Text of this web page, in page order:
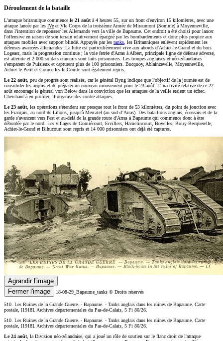
Déroulement de la bataille
L'attaque britannique commence le 21 août à 4 heures 55, sur un front d'environ 15 kilomètres, avec une
attaque lancée par les IVe et VIe Corps de la troisième Armée de Miraumont (Somme) à Moyenneville,
dans l'intention de repousser les Allemands vers la ville de Bapaume. Cet endroit a été choisi pour lancer
l'offensive en raison de son terrain relativement épargné par les bombardements et donc plus propice aux
attaques mobiles avec support blindé. Appuyés par les tanks , les Britanniques enlèvent rapidement les
défenses avancées allemandes. La lutte est particulièrement vive aux abords d'Achiet-le-Grand et du bois
Logeast, mais la progression continue ; la voie ferrée d'Arras à Albert, principale ligne de défense adverse,
est atteinte et 2 000 soldats ennemis sont faits prisonniers. Les troupes anglaises et néo-zélandaises
s'emparent de Puisieux et capturent plus de 100 prisonniers. Bucquoy, Ablainzevelle, Moyenneville,
Achiet-le-Petit et Courcelles-le-Comte sont également repris.
Le 22 août , peu de progrès sont réalisés, car le général Byng indique que l'objectif de la journée est de
consolider les acquis et de préparer un nouveau mouvement pour le 23 août. L'inactivité relative de ce 22
août encourage le général von Below dans la conviction que les attaques de la veille étaient un échec.
Cherchant à en profiter, il organise des contre-attaques.
Le 23 août , les opérations s'étendent sur presque tout le front de 53 kilomètres, du point de jonction avec
les Français, au nord de Lihons, jusqu'à Mercatel (au sud d’Arras). Des bataillons anglais, écossais et de la
garde s'avancent vers l'est et au-delà de la grande route d'Arras à Bapaume qui commence donc à être
débordée par le nord. Les villages de Gomiécourt, Ervillers, Hamelincourt, Boyelles, Boiry-Becquerelle,
Achiet-le-Grand et Bihucourt sont repris et 14 000 prisonniers ont déjà été capturés.
Agrandir l'image
Fermer l'image
18-08-29_Bapaume_tanks © Droits réservés
510. Les Ruines de la Grande Guerre. - Bapaume. - Tanks anglais dans les ruines de Bapaume. Carte
postale, [1918]. Archives départementales du Pas-de-Calais, 5 Fi 80/26.
510. Les Ruines de la Grande Guerre. - Bapaume. - Tanks anglais dans les ruines de Bapaume. Carte
postale, [1918]. Archives départementales du Pas-de-Calais, 5 Fi 80/26.
Le 24 août , la Division néo-zélandaise, qui a joué un rôle de soutien sur le flanc droit de l'attaque